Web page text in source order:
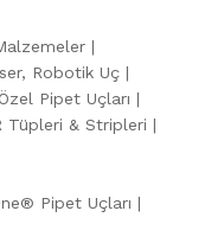
Robotik Uç
Özel Pipet Uçları
Tüpleri & Stripleri
Pipet Uçları